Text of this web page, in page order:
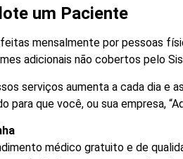
um Paciente
mensalmente por pessoas
adicionais não cobertos pelo
serviços aumenta a cada dia e
para que você, ou sua empresa,
médico gratuito e de